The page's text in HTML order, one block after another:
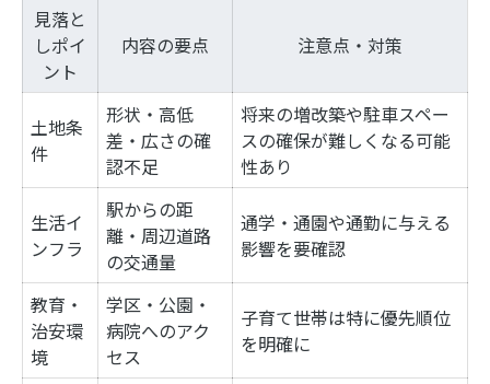
見落と
しポイ
ント
内容の要点 注意点・対策
土地条
件
形状・高低
差・広さの確
認不足
将来の増改築や駐車スペー
スの確保が難しくなる可能
性あり
生活イ
ンフラ
駅からの距
離・周辺道路
の交通量
通学・通園や通勤に与える
影響を要確認
教育・
治安環
境
学区・公園・
病院へのアク
セス
子育て世帯は特に優先順位
を明確に